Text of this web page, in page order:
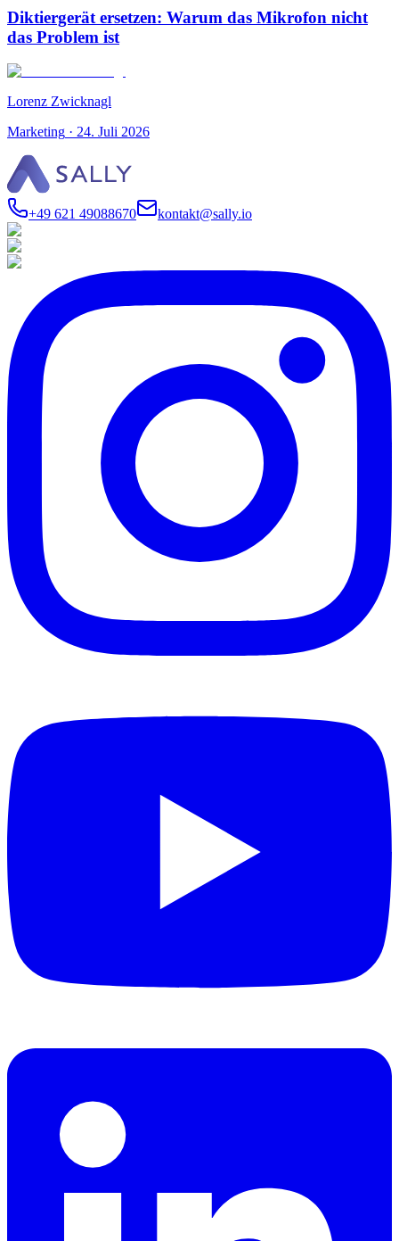
Diktiergerät ersetzen: Warum das Mikrofon nicht
das Problem ist
Lorenz Zwicknagl
Marketing · 24. Juli 2026
+49 621 49088670 kontakt@sally.io